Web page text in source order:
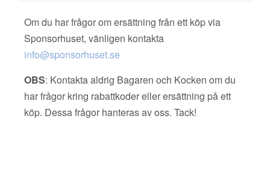
Om du har frågor om ersättning från ett köp via
Sponsorhuset, vänligen kontakta
info@sponsorhuset.se
OBS: Kontakta aldrig Bagaren och Kocken om du
har frågor kring rabattkoder eller ersättning på ett
köp. Dessa frågor hanteras av oss. Tack!